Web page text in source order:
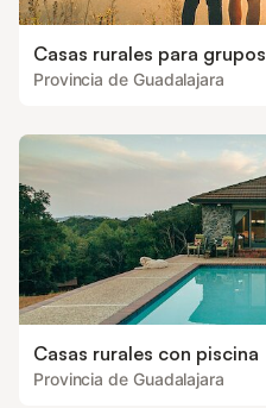
Casas rurales para grupos
Provincia de Guadalajara
Casas rurales con piscina
Provincia de Guadalajara